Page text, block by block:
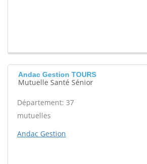
Andac Gestion TOURS
Mutuelle Santé Sénior
Département: 37
mutuelles
Andac Gestion